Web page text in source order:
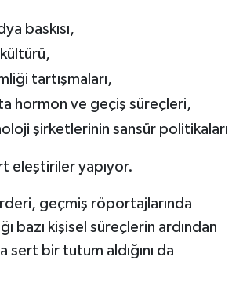
baskısı,
tartışmaları,
hormon ve geçiş süreçleri,
şirketlerinin sansür politikaları
eleştiriler yapıyor.
geçmiş röportajlarında
bazı kişisel süreçlerin ardından
sert bir tutum aldığını da